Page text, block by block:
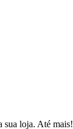
sua loja. Até mais!